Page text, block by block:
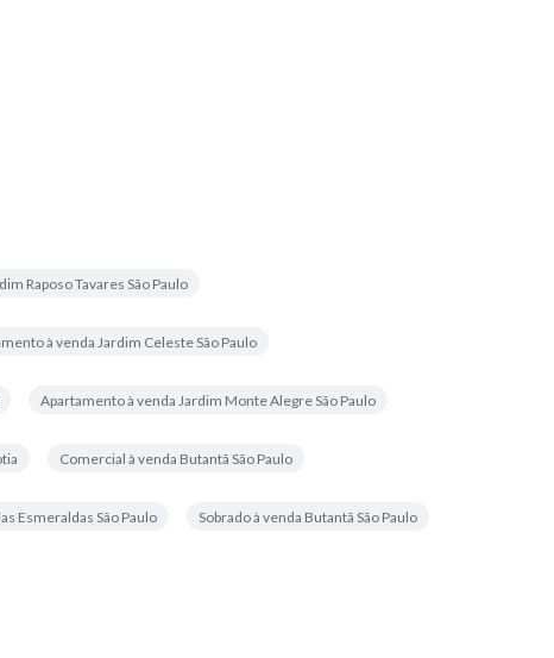
Raposo Tavares São Paulo
à venda Jardim Celeste São Paulo
Apartamento à venda Jardim Monte Alegre São Paulo
Comercial à venda Butantã São Paulo
Esmeraldas São Paulo Sobrado à venda Butantã São Paulo